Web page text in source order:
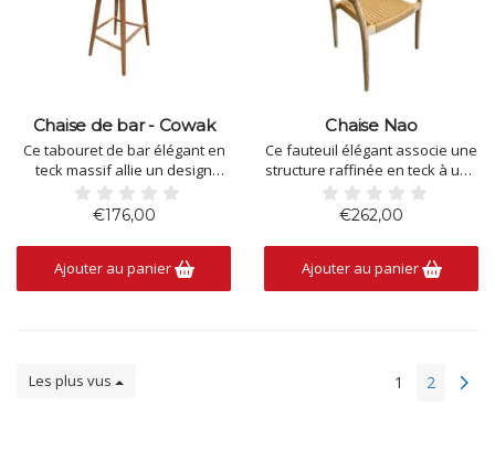
Chaise de bar - Cowak
Ce tabouret de bar élégant en
teck massif allie un design
raffiné à une grande
robustesse. Son assise aux
formes organiques et ses pieds
légèrement évasés assurent
un confort optimal et une allure
élégante. Idéal pour un bar
€176,00
Ajouter au panier
Chaise Nao
Ce fauteuil élégant associe une
structure raffinée en teck à une
assise tressée à la main en
corde naturelle. Son dossier
ajouré et ses accoudoirs
légèrement incurvés lui
confèrent une allure légère et
un confort d'assise optimal.
€262,00
Ajouter au panier
Les plus vus 1 2